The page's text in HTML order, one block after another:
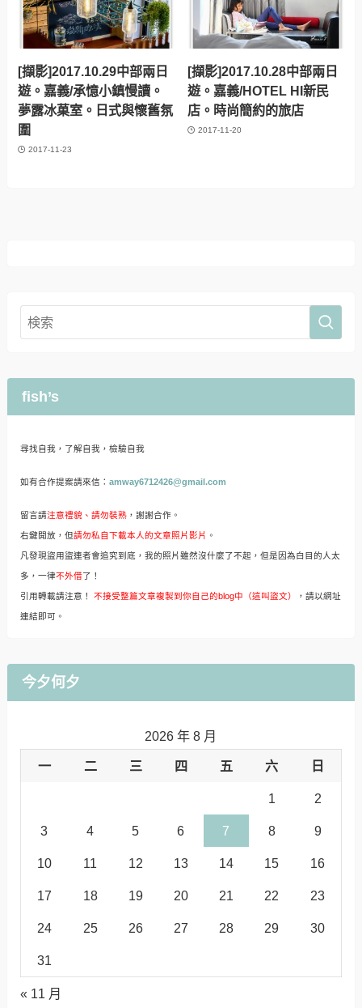
[擷影]2017.10.29中部兩日
遊。嘉義/承憶小鎮慢讀。
夢露冰菓室。日式與懷舊氛
圍
2017-11-23
[擷影]2017.10.28中部兩日
遊。嘉義/HOTEL HI新民
店。時尚簡約的旅店
2017-11-20
fish’s
尋找自我，了解自我，檢驗自我
如有合作提案請來信： amway6712426@gmail.com
留言請注意禮貌、請勿裝熟，謝謝合作。
右鍵開放，但請勿私自下載本人的文章照片影片 。
凡發現盜用盜連者會追究到底，我的照片雖然沒什麼了不起，但是因為白目的人太
多，一律不外借了！
引用轉載請注意！ 不接受整篇文章複製到你自己的blog中（這叫盜文） ，請以網址
連結即可。
今夕何夕
2026 年 8 月
一 二 三 四 五 六 日
1 2
3 4 5 6 7 8 9
10 11 12 13 14 15 16
17 18 19 20 21 22 23
24 25 26 27 28 29 30
31
« 11 月